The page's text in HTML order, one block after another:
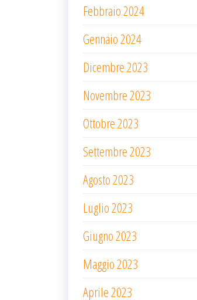
Febbraio 2024
Gennaio 2024
Dicembre 2023
Novembre 2023
Ottobre 2023
Settembre 2023
Agosto 2023
Luglio 2023
Giugno 2023
Maggio 2023
Aprile 2023